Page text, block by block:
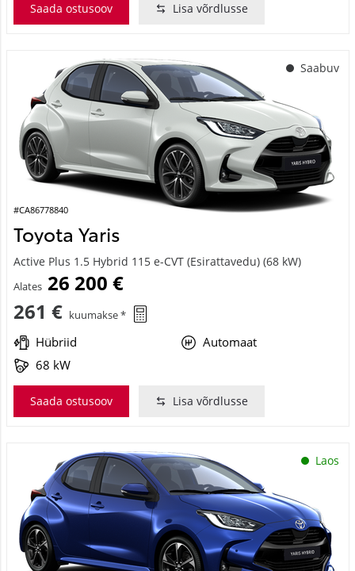
Saada ostusoov Lisa võrdlusse
Saabuv
#CA86778840
Toyota Yaris
Active Plus 1.5 Hybrid 115 e-CVT (Esirattavedu) (68 kW)
Alates 26 200 €
261 € kuumakse *
Hübriid
Automaat
68 kW
Saada ostusoov Lisa võrdlusse
Laos